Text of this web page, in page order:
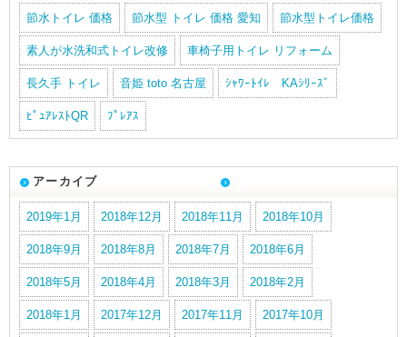
節水トイレ 価格 節水型 トイレ 価格 愛知 節水型トイレ価格
素人が水洗和式トイレ改修 車椅子用トイレ リフォーム
長久手 トイレ 音姫 toto 名古屋 ｼｬﾜｰﾄｲﾚ KAｼﾘｰｽﾞ
ﾋﾟｭｱﾚｽﾄQR ﾌﾟﾚｱｽ
アーカイブ
2019年1月 2018年12月 2018年11月 2018年10月
2018年9月 2018年8月 2018年7月 2018年6月
2018年5月 2018年4月 2018年3月 2018年2月
2018年1月 2017年12月 2017年11月 2017年10月